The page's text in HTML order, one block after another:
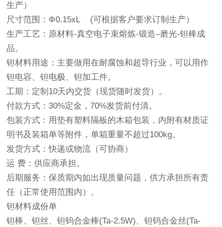
生产）
尺寸范围：Φ0.15xL (可根据客户要求订制生产）
生产工艺：原材料-真空电子束熔炼-锻造–磨光-钽棒成
品。
钽材料用途：主要做用在耐腐蚀和超导行业，可以用作
钽电容、钽电极、钽加工件。
工期：定制10天内交货（现货随时发货）。
付款方式：30%定金，70%发货前付清。
包装方式：用垫有塑料隔板的木箱包装，内附有材质证
明书及装箱单等附件，单箱重量不超过100kg。
发货方式：快递或物流（可协商）
运 费：供应商承担。
后期服务：保质期内如出现质量问题，供方承担所有责
任（正常使用范围内）。
钽材料成份单
钽棒、钽丝、钽钨合金棒(Ta-2.5W)、钽钨合金丝(Ta-